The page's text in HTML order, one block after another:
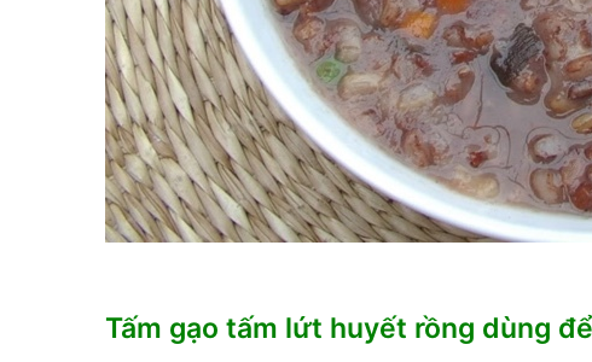
Tấm gạo tấm lứt huyết rồng dùng